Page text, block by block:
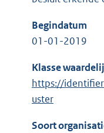
Begindatum
01-01-2019
Klasse
https://
uster
Soort